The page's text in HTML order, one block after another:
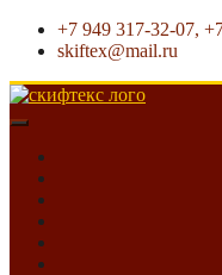
+7 949 317-32-07,
skiftex@mail.ru